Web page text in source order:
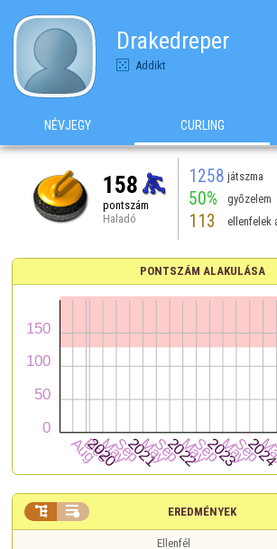
Drakedreper
Addikt
NÉVJEGY CURLING
158
pontszám
Haladó
1258 játszma
50% győzelem
113 ellenfelek
PONTSZÁM ALAKULÁSA
EREDMÉNYEK
 
Ellenfél